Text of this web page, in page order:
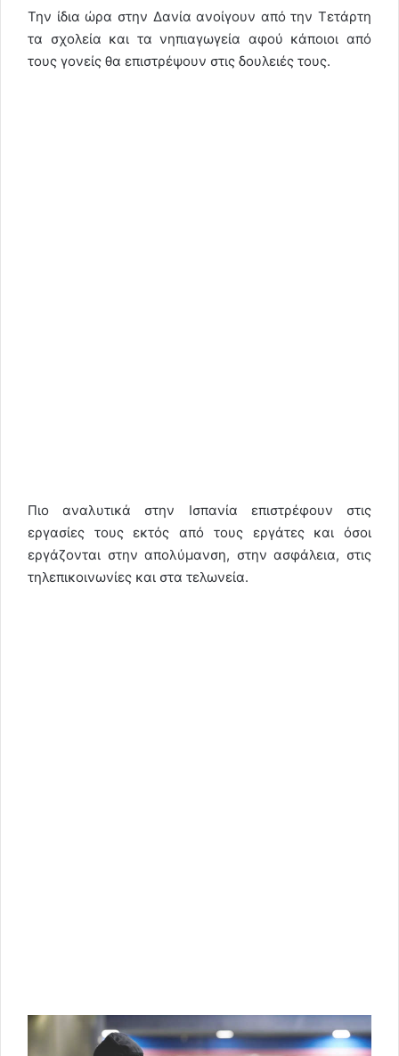
Την ίδια ώρα στην Δανία ανοίγουν από την Τετάρτη
τα σχολεία και τα νηπιαγωγεία αφού κάποιοι από
τους γονείς θα επιστρέψουν στις δουλειές τους.
Πιο αναλυτικά στην Ισπανία επιστρέφουν στις
εργασίες τους εκτός από τους εργάτες και όσοι
εργάζονται στην απολύμανση, στην ασφάλεια, στις
τηλεπικοινωνίες και στα τελωνεία.